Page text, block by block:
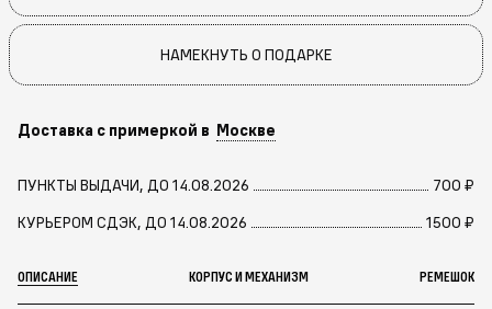
НАМЕКНУТЬ О ПОДАРКЕ
Доставка с примеркой в Москве
ПУНКТЫ ВЫДАЧИ, ДО 14.08.2026
700 ₽
КУРЬЕРОМ СДЭК, ДО 14.08.2026
1500 ₽
ОПИСАНИЕ КОРПУС И МЕХАНИЗМ РЕМЕШОК